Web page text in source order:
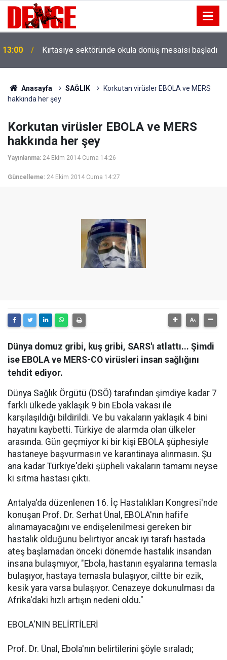
13:00 Kırtasiye sektöründe okula dönüş mesaisi başladı
Anasayfa SAĞLIK
Korkutan virüsler EBOLA ve MERS
hakkında her şey
Korkutan virüsler EBOLA ve MERS
hakkında her şey
Yayınlanma: 24 Ekim 2014 Cuma 14:26
Güncelleme: 24 Ekim 2014 Cuma 14:27
Dünya domuz gribi, kuş gribi, SARS'ı atlattı... Şimdi
ise EBOLA ve MERS-CO virüsleri insan sağlığını
tehdit ediyor.
Dünya Sağlık Örgütü (DSÖ) tarafından şimdiye kadar 7
farklı ülkede yaklaşık 9 bin Ebola vakası ile
karşılaşıldığı bildirildi. Ve bu vakaların yaklaşık 4 bini
hayatını kaybetti. Türkiye de alarmda olan ülkeler
arasında. Gün geçmiyor ki bir kişi EBOLA şüphesiyle
hastaneye başvurmasın ve karantinaya alınmasın. Şu
ana kadar Türkiye'deki şüpheli vakaların tamamı neyse
ki sıtma hastası çıktı.
Antalya'da düzenlenen 16. İç Hastalıkları Kongresi'nde
konuşan Prof. Dr. Serhat Ünal, EBOLA'nın hafife
alınamayacağını ve endişelenilmesi gereken bir
hastalık olduğunu belirtiyor ancak iyi tarafı hastada
ateş başlamadan önceki dönemde hastalık insandan
insana bulaşmıyor, "Ebola, hastanın eşyalarına temasla
bulaşıyor, hastaya temasla bulaşıyor, ciltte bir ezik,
kesik yara varsa bulaşıyor. Cenazeye dokunulması da
Afrika'daki hızlı artışın nedeni oldu."
EBOLA'NIN BELİRTİLERİ
Prof. Dr. Ünal, Ebola'nın belirtilerini şöyle sıraladı;